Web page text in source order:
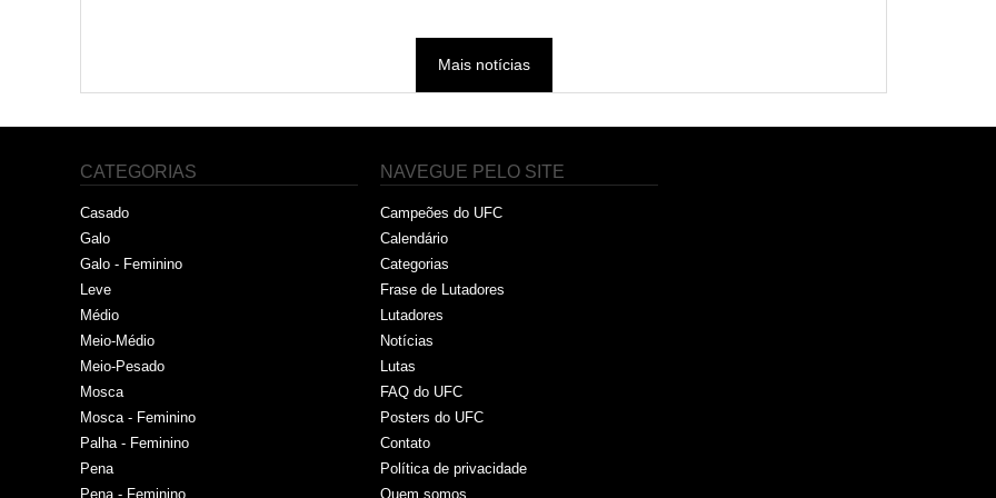
Mais notícias
CATEGORIAS
Casado
Galo
Galo - Feminino
Leve
Médio
Meio-Médio
Meio-Pesado
Mosca
Mosca - Feminino
Palha - Feminino
Pena
Pena - Feminino
NAVEGUE PELO SITE
Campeões do UFC
Calendário
Categorias
Frase de Lutadores
Lutadores
Notícias
Lutas
FAQ do UFC
Posters do UFC
Contato
Política de privacidade
Quem somos